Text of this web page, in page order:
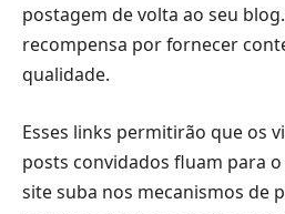
postagem de volta ao seu
recompensa por fornecer
qualidade.
Esses links permitirão que os
posts convidados fluam para
site suba nos mecanismos de